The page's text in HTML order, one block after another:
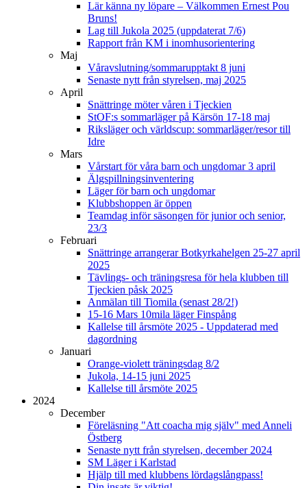
Lär känna ny löpare – Välkommen Ernest Pou
Bruns!
Lag till Jukola 2025 (uppdaterat 7/6)
Rapport från KM i inomhusorientering
Maj
Våravslutning/sommarupptakt 8 juni
Senaste nytt från styrelsen, maj 2025
April
Snättringe möter våren i Tjeckien
StOF:s sommarläger på Kärsön 17-18 maj
Riksläger och världscup: sommarläger/resor till
Idre
Mars
Vårstart för våra barn och ungdomar 3 april
Älgspillningsinventering
Läger för barn och ungdomar
Klubbshoppen är öppen
Teamdag inför säsongen för junior och senior,
23/3
Februari
Snättringe arrangerar Botkyrkahelgen 25-27 april
2025
Tävlings- och träningsresa för hela klubben till
Tjeckien påsk 2025
Anmälan till Tiomila (senast 28/2!)
15-16 Mars 10mila läger Finspång
Kallelse till årsmöte 2025 - Uppdaterad med
dagordning
Januari
Orange-violett träningsdag 8/2
Jukola, 14-15 juni 2025
Kallelse till årsmöte 2025
2024
December
Föreläsning "Att coacha mig själv" med Anneli
Östberg
Senaste nytt från styrelsen, december 2024
SM Läger i Karlstad
Hjälp till med klubbens lördagslångpass!